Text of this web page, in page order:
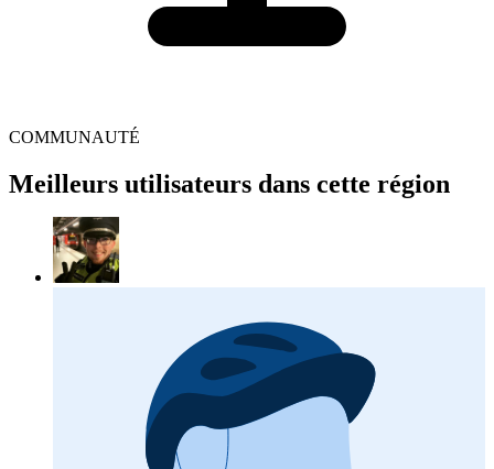
COMMUNAUTÉ
Meilleurs utilisateurs dans cette région